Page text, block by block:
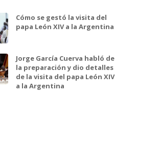
Cómo se gestó la visita del
papa León XIV a la Argentina
Jorge García Cuerva habló de
la preparación y dio detalles
de la visita del papa León XIV
a la Argentina